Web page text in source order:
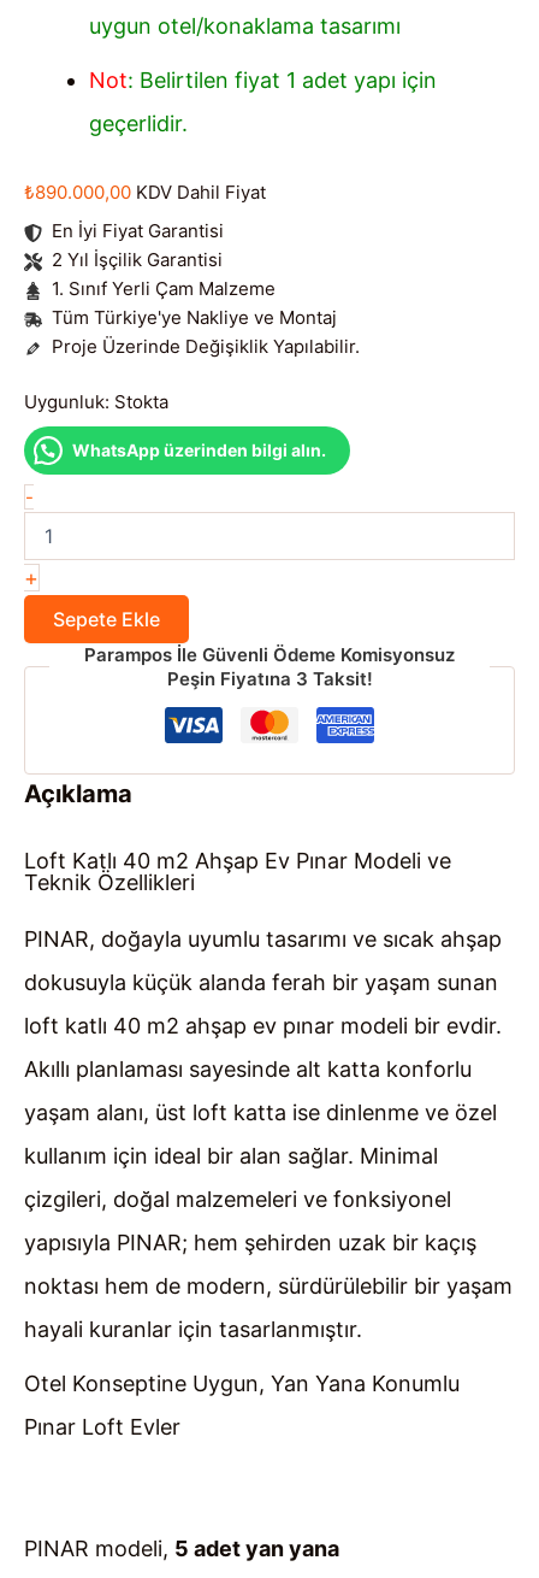
uygun otel/konaklama tasarımı
Not: Belirtilen fiyat 1 adet yapı için
geçerlidir.
₺890.000,00 KDV Dahil Fiyat
En İyi Fiyat Garantisi
2 Yıl İşçilik Garantisi
1. Sınıf Yerli Çam Malzeme
Tüm Türkiye'ye Nakliye ve Montaj
Proje Üzerinde Değişiklik Yapılabilir.
Uygunluk: Stokta
WhatsApp üzerinden bilgi alın.
-
m²
Ahşap
Ev
Pınar
adet
+
Sepete Ekle
Parampos İle Güvenli Ödeme Komisyonsuz
Peşin Fiyatına 3 Taksit!
Açıklama
Loft Katlı 40 m2 Ahşap Ev Pınar Modeli ve
Teknik Özellikleri
PINAR, doğayla uyumlu tasarımı ve sıcak ahşap
dokusuyla küçük alanda ferah bir yaşam sunan
loft katlı 40 m2 ahşap ev pınar modeli bir evdir.
Akıllı planlaması sayesinde alt katta konforlu
yaşam alanı, üst loft katta ise dinlenme ve özel
kullanım için ideal bir alan sağlar. Minimal
çizgileri, doğal malzemeleri ve fonksiyonel
yapısıyla PINAR; hem şehirden uzak bir kaçış
noktası hem de modern, sürdürülebilir bir yaşam
hayali kuranlar için tasarlanmıştır.
Otel Konseptine Uygun, Yan Yana Konumlu
Pınar Loft Evler
PINAR modeli, 5 adet yan yana